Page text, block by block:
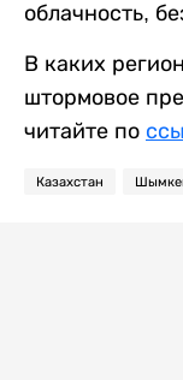
облачность,
В каких
штормовое
читайте по
Казахстан